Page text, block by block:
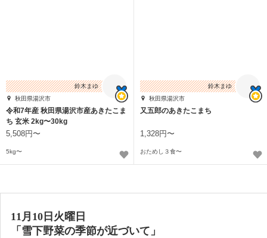
鈴木まゆ
秋田県湯沢市
令和7年産 秋田県湯沢市産あきたこま
ち 玄米 2kg〜30kg
5,508円〜
5kg〜
鈴木まゆ
秋田県湯沢市
又五郎のあきたこまち
1,328円〜
おためし３食〜
11月10日火曜日
「雪下野菜の季節が近づいて」